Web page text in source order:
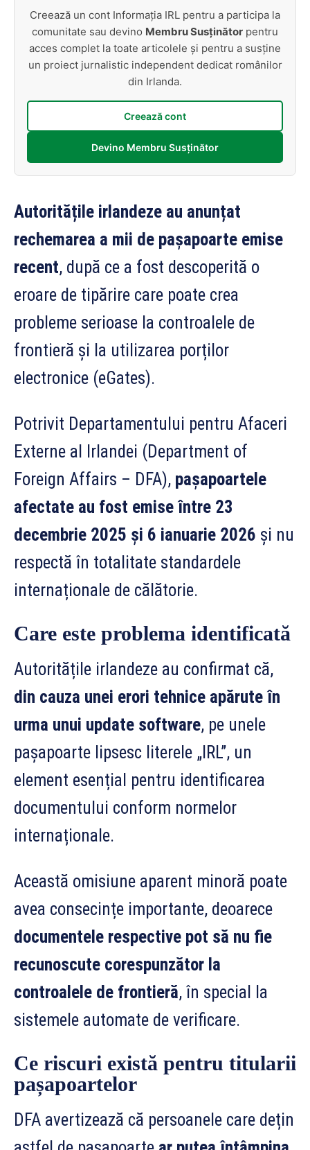
Creează un cont Informația IRL pentru a participa la
comunitate sau devino Membru Susținător pentru
acces complet la toate articolele și pentru a susține
un proiect jurnalistic independent dedicat românilor
din Irlanda.
Creează cont
Devino Membru Susținător
Autoritățile irlandeze au anunțat
rechemarea a mii de pașapoarte emise
recent, după ce a fost descoperită o
eroare de tipărire care poate crea
probleme serioase la controalele de
frontieră și la utilizarea porților
electronice (eGates).
Potrivit Departamentului pentru Afaceri
Externe al Irlandei (Department of
Foreign Affairs – DFA), pașapoartele
afectate au fost emise între 23
decembrie 2025 și 6 ianuarie 2026 și nu
respectă în totalitate standardele
internaționale de călătorie.
Care este problema identificată
Autoritățile irlandeze au confirmat că,
din cauza unei erori tehnice apărute în
urma unui update software, pe unele
pașapoarte lipsesc literele „IRL”, un
element esențial pentru identificarea
documentului conform normelor
internaționale.
Această omisiune aparent minoră poate
avea consecințe importante, deoarece
documentele respective pot să nu fie
recunoscute corespunzător la
controalele de frontieră, în special la
sistemele automate de verificare.
Ce riscuri există pentru titularii
pașapoartelor
DFA avertizează că persoanele care dețin